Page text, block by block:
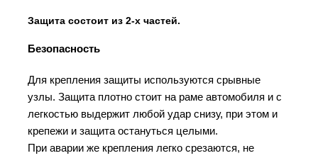
Защита состоит из 2-х частей.
Безопасность
Для крепления защиты используются срывные
узлы. Защита плотно стоит на раме автомобиля и с
легкостью выдержит любой удар снизу, при этом и
крепежи и защита остануться целыми.
При аварии же крепления легко срезаются, не